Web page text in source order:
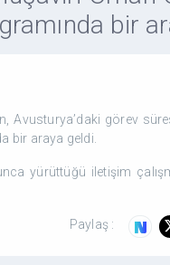
bir
Avusturya’daki görev
bir araya geldi.
yürüttüğü iletişim
Paylaş :